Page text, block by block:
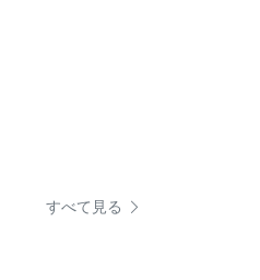
すべて見る